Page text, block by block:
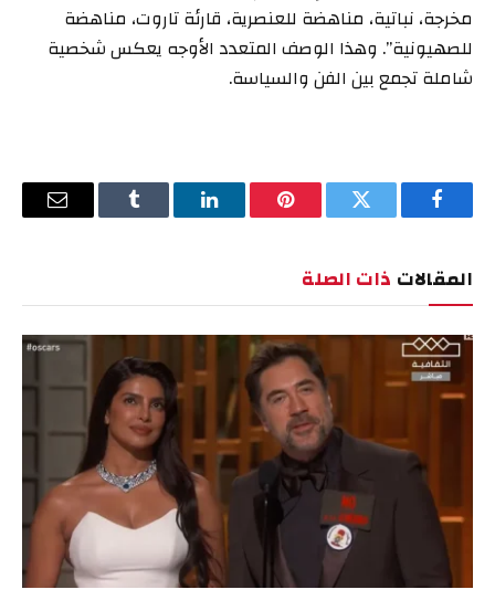
مخرجة، نباتية، مناهضة للعنصرية، قارئة تاروت، مناهضة
للصهيونية”. وهذا الوصف المتعدد الأوجه يعكس شخصية
شاملة تجمع بين الفن والسياسة.
فيسبوك تويتر بينتيريستلينكدإن Tumblr
البريد
المقالات ذات الصلة